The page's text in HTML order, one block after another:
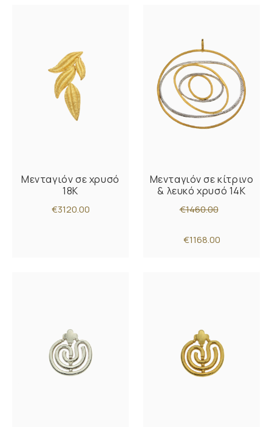
Μενταγιόν σε χρυσό
18K
€3120.00
Μενταγιόν σε κίτρινο
& λευκό χρυσό 14Κ
€1460.00
€1168.00